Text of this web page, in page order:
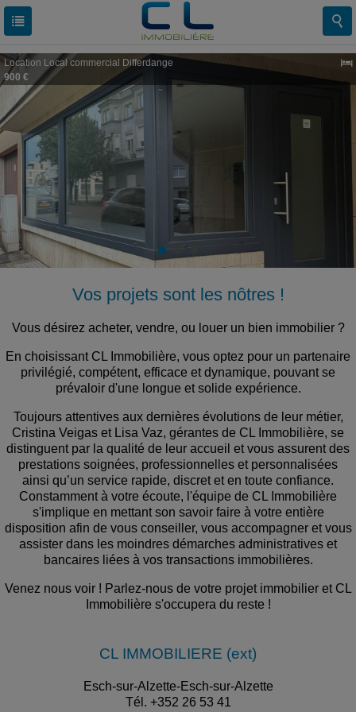
Location Local commercial Differdange
900 €
Vos projets sont les nôtres !
Vous désirez acheter, vendre, ou louer un bien immobilier ?
En choisissant CL Immobilière, vous optez pour un partenaire
privilégié, compétent, efficace et dynamique, pouvant se
prévaloir d'une longue et solide expérience.
Toujours attentives aux dernières évolutions de leur métier,
Cristina Veigas et Lisa Vaz, gérantes de CL Immobilière, se
distinguent par la qualité de leur accueil et vous assurent des
prestations soignées, professionnelles et personnalisées
ainsi qu’un service rapide, discret et en toute confiance.
Constamment à votre écoute, l'équipe de CL Immobilière
s'implique en mettant son savoir faire à votre entière
disposition afin de vous conseiller, vous accompagner et vous
assister dans les moindres démarches administratives et
bancaires liées à vos transactions immobilières.
Venez nous voir ! Parlez-nous de votre projet immobilier et CL
Immobilière s'occupera du reste !
CL IMMOBILIERE (ext)
Esch-sur-Alzette-Esch-sur-Alzette
Tél. +352 26 53 41